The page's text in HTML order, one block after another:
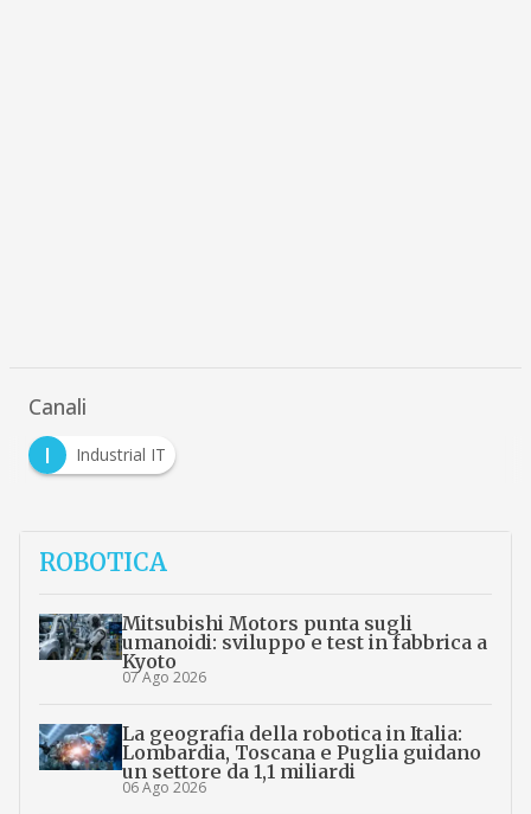
Canali
I
Industrial IT
ROBOTICA
Mitsubishi Motors punta sugli
umanoidi: sviluppo e test in fabbrica a
Kyoto
07 Ago 2026
La geografia della robotica in Italia:
Lombardia, Toscana e Puglia guidano
un settore da 1,1 miliardi
06 Ago 2026